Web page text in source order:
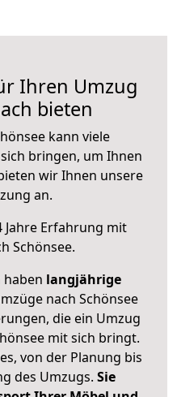
Ihren Umzug
bieten
kann viele
bringen, um Ihnen
wir Ihnen unsere
an.
Jahre Erfahrung mit
Schönsee.
haben langjährige
nach Schönsee
die ein Umzug
mit sich bringt.
von der Planung bis
des Umzugs. Sie